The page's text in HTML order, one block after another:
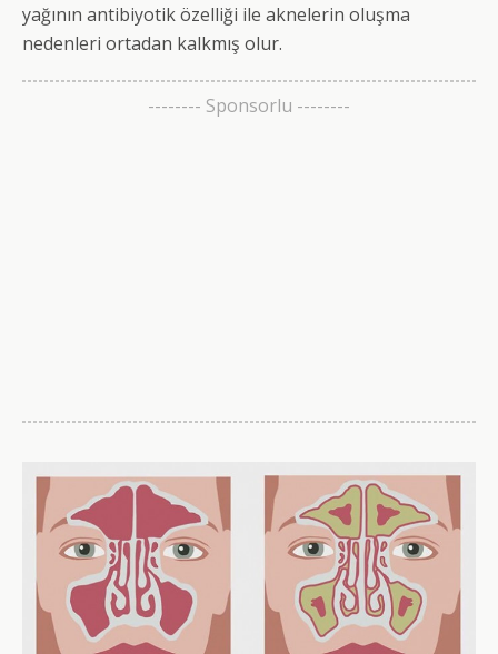
yağının antibiyotik özelliği ile aknelerin oluşma
nedenleri ortadan kalkmış olur.
-------- Sponsorlu --------